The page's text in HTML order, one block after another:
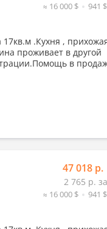
≈ 16 000 $ 941
.Кухня ,
проживает в другой
в
47 018 р.
2 765 р.
≈ 16 000 $ 941